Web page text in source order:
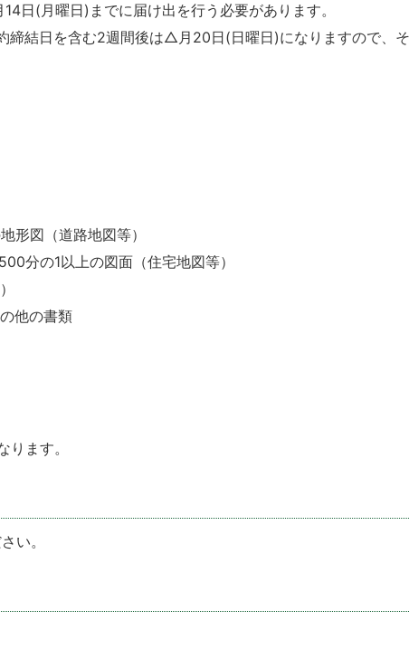
日(月曜日)までに届け出を行う必要があります。
結日を含む2週間後は△月20日(日曜日)になりますので、
形図（道路地図等）
分の1以上の図面（住宅地図等）
他の書類
ます。
い。